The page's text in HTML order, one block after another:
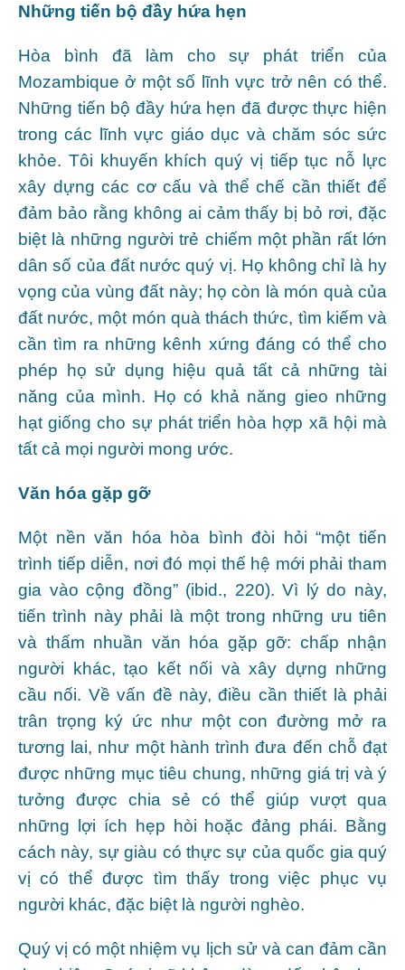
Những tiến bộ đầy hứa hẹn
Hòa bình đã làm cho sự phát triển của
Mozambique ở một số lĩnh vực trở nên có thể.
Những tiến bộ đầy hứa hẹn đã được thực hiện
trong các lĩnh vực giáo dục và chăm sóc sức
khỏe. Tôi khuyến khích quý vị tiếp tục nỗ lực
xây dựng các cơ cấu và thể chế cần thiết để
đảm bảo rằng không ai cảm thấy bị bỏ rơi, đặc
biệt là những người trẻ chiếm một phần rất lớn
dân số của đất nước quý vị. Họ không chỉ là hy
vọng của vùng đất này; họ còn là món quà của
đất nước, một món quà thách thức, tìm kiếm và
cần tìm ra những kênh xứng đáng có thể cho
phép họ sử dụng hiệu quả tất cả những tài
năng của mình. Họ có khả năng gieo những
hạt giống cho sự phát triển hòa hợp xã hội mà
tất cả mọi người mong ước.
Văn hóa gặp gỡ
Một nền văn hóa hòa bình đòi hỏi “một tiến
trình tiếp diễn, nơi đó mọi thế hệ mới phải tham
gia vào cộng đồng” (ibid., 220). Vì lý do này,
tiến trình này phải là một trong những ưu tiên
và thấm nhuần văn hóa gặp gỡ: chấp nhận
người khác, tạo kết nối và xây dựng những
cầu nối. Về vấn đề này, điều cần thiết là phải
trân trọng ký ức như một con đường mở ra
tương lai, như một hành trình đưa đến chỗ đạt
được những mục tiêu chung, những giá trị và ý
tưởng được chia sẻ có thể giúp vượt qua
những lợi ích hẹp hòi hoặc đảng phái. Bằng
cách này, sự giàu có thực sự của quốc gia quý
vị có thể được tìm thấy trong việc phục vụ
người khác, đặc biệt là người nghèo.
Quý vị có một nhiệm vụ lịch sử và can đảm cần